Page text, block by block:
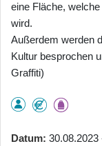
eine Fläche,
wird.
Außerdem werden
Kultur besprochen
Graffiti)
Datum 30.08.2023